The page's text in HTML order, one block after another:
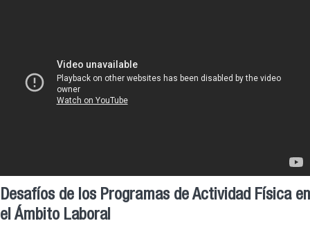
Desafíos de los Programas de Actividad Física en
el Ámbito Laboral